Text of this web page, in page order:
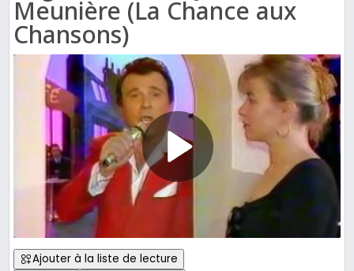
Meunière (La Chance aux
Chansons)
Ajouter à la liste de lecture